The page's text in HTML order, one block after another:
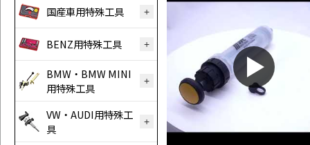
国産車用特殊工具
BENZ用特殊工具
BMW・BMW MINI
用特殊工具
VW・AUDI用特殊工
具